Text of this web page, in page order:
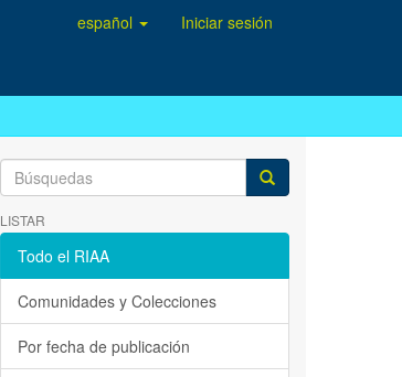
español Iniciar sesión
LISTAR
Todo el RIAA
Comunidades y Colecciones
Por fecha de publicación